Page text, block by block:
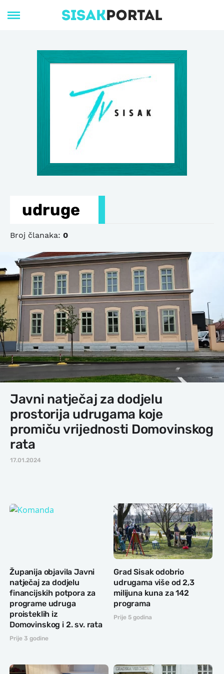
udruge
Broj članaka: 0
Javni natječaj za dodjelu
prostorija udrugama koje
promiču vrijednosti Domovinskog
rata
17.01.2024
Županija objavila Javni
natječaj za dodjelu
financijskih potpora za
programe udruga
proisteklih iz
Domovinskog i 2. sv. rata
Prije 3 godine
Grad Sisak odobrio
udrugama više od 2,3
milijuna kuna za 142
programa
Prije 5 godina